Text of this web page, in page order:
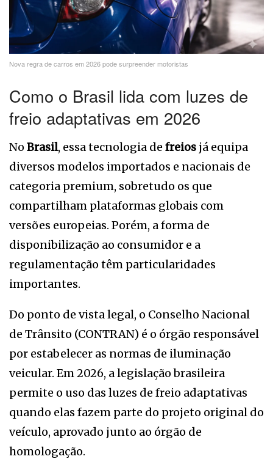
Nova regra de carros em 2026 pode surpreender motoristas
Como o Brasil lida com luzes de
freio adaptativas em 2026
No Brasil, essa tecnologia de freios já equipa
diversos modelos importados e nacionais de
categoria premium, sobretudo os que
compartilham plataformas globais com
versões europeias. Porém, a forma de
disponibilização ao consumidor e a
regulamentação têm particularidades
importantes.
Do ponto de vista legal, o Conselho Nacional
de Trânsito (CONTRAN) é o órgão responsável
por estabelecer as normas de iluminação
veicular. Em 2026, a legislação brasileira
permite o uso das luzes de freio adaptativas
quando elas fazem parte do projeto original do
veículo, aprovado junto ao órgão de
homologação.